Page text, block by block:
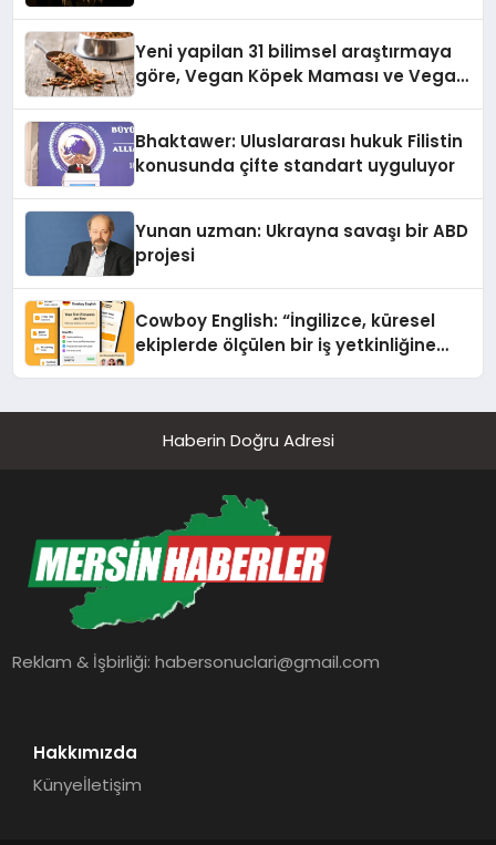
Yeni yapilan 31 bilimsel araştırmaya
göre, Vegan Köpek Maması ve Vegan
Bhaktawer: Uluslararası hukuk Filistin
konusunda çifte standart uyguluyor
Yunan uzman: Ukrayna savaşı bir ABD
projesi
Cowboy English: “İngilizce, küresel
ekiplerde ölçülen bir iş yetkinliğine
Haberin Doğru Adresi
Reklam & İşbirliği:habersonuclari@gmail.com
Hakkımızda
Künyeİletişim